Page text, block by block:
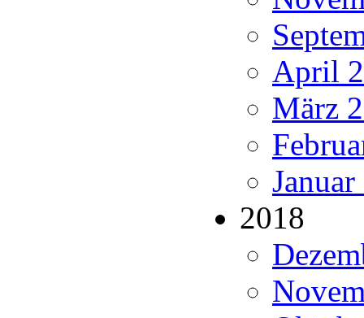
April
März
2018